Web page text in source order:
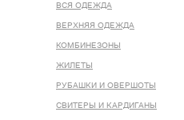
ВСЯ ОДЕЖДА
ВЕРХНЯЯ ОДЕЖДА
КОМБИНЕЗОНЫ
ЖИЛЕТЫ
РУБАШКИ И ОВЕРШОТЫ
СВИТЕРЫ И КАРДИГАНЫ